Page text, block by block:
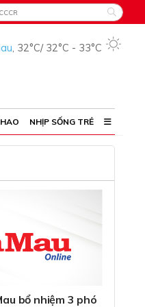
, 32°C/ 32°C - 33°C
NHỊP SỐNG TRẺ
bổ nhiệm 3 phó